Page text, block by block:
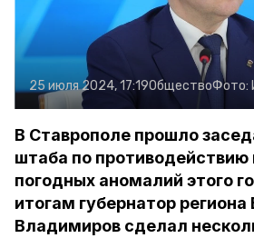
25 июля 2024, 17:19ОбществоФото:
В Ставрополе прошло
штаба по
погодных аномалий этого
итогам губернатор
Владимиров сделал